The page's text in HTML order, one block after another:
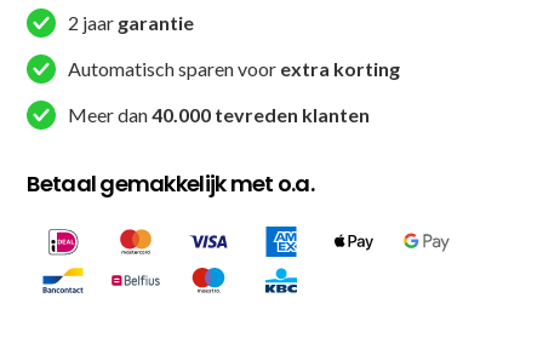
aantal 2 jaar garantie
Automatisch sparen voor extra korting
Meer dan40.000 tevreden klanten
Betaal gemakkelijk met o.a.